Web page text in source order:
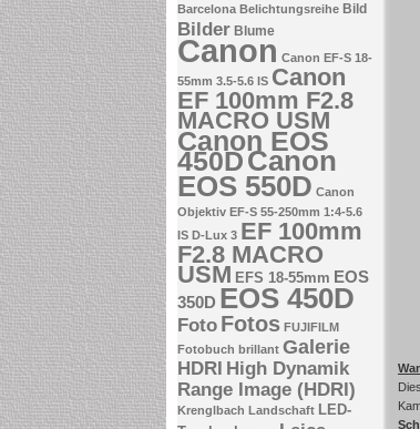
Barcelona Belichtungsreihe Bild
Bilder Blume
Canon Canon EF-S 18-
55mm 3.5-5.6 IS Canon
EF 100mm F2.8
MACRO USM
Canon EOS
450DCanon
EOS 550D Canon
Objektiv EF-S 55-250mm 1:4-5.6
IS D-Lux 3 EF 100mm
F2.8 MACRO
USM EFS 18-55mm EOS
350D EOS 450D
Foto Fotos FUJIFILM
Fotobuch brillant Galerie
HDRI High Dynamik
Range Image (HDRI)
Krenglbach Landschaft LED-